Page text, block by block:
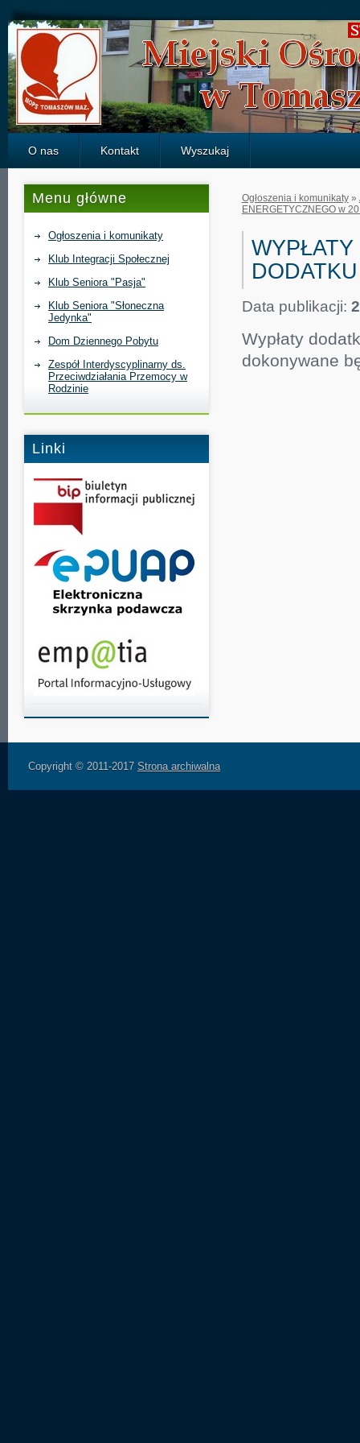
Strona
główna
-
ogłoszenia
O nas Kontakt Wyszukaj
Menu główne
Ogłoszenia i komunikaty
Klub Integracji Społecznej
Klub Seniora "Pasja"
Klub Seniora "Słoneczna
Jedynka"
Dom Dziennego Pobytu
Zespół Interdyscyplinarny ds.
Przeciwdziałania Przemocy w
Rodzinie
Linki
Ogłoszenia i komunikaty»
ENERGETYCZNEGO w
Data publikacji:
Wypłaty
dokonywane
Copyright © 2011-2017 Strona archiwalna